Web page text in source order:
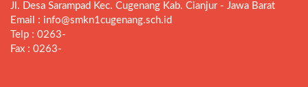
Jl. Desa Sarampad Kec. Cugenang Kab. Cianjur - Jawa Barat
Email : info@smkn1cugenang.sch.id
Telp : 0263-
Fax : 0263-